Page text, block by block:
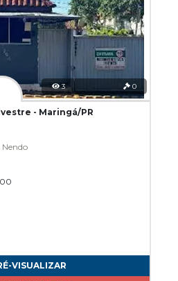
3 0
- Maringá/PR
Nendo
VISUALIZAR